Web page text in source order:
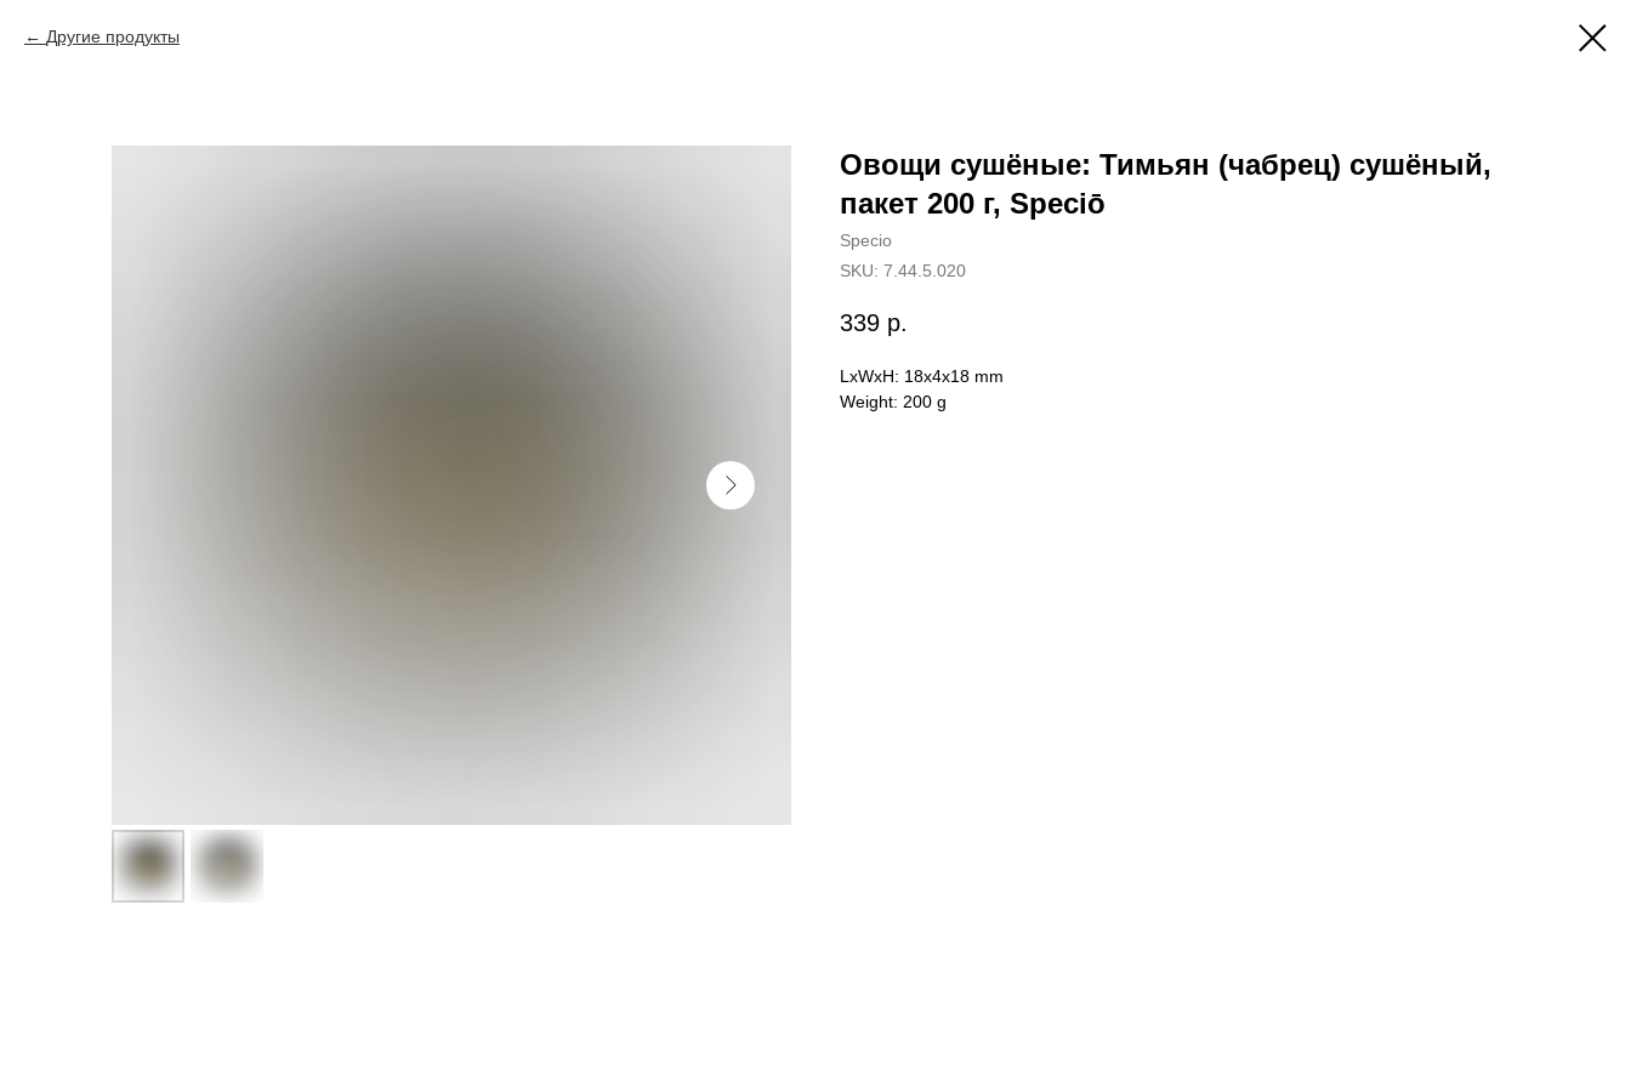
Другие продукты
Овощи сушёные: Тимьян (чабрец) сушёный,
пакет 200 г, Speciō
Specio
SKU: 7.44.5.020
339 р.
LxWxH: 18x4x18 mm
Weight: 200 g